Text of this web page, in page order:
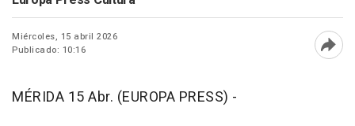
Miércoles, 15 abril 2026
Publicado: 10:16
MÉRIDA 15 Abr. (EUROPA PRESS) -